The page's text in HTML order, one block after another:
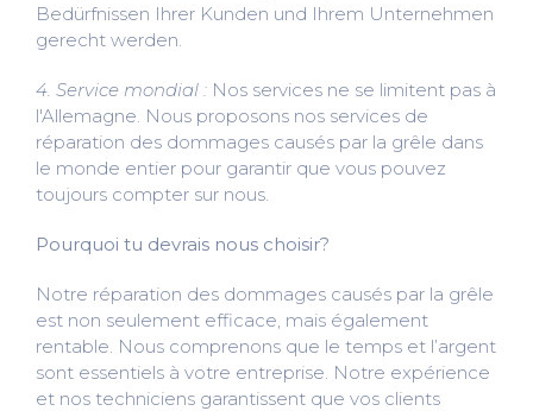
Bedürfnissen Ihrer Kunden und Ihrem Unternehmen
gerecht werden.
4. Service mondial : Nos services ne se limitent pas à
l'Allemagne. Nous proposons nos services de
réparation des dommages causés par la grêle dans
le monde entier pour garantir que vous pouvez
toujours compter sur nous.
Pourquoi tu devrais nous choisir?
Notre réparation des dommages causés par la grêle
est non seulement efficace, mais également
rentable. Nous comprenons que le temps et l’argent
sont essentiels à votre entreprise. Notre expérience
et nos techniciens garantissent que vos clients